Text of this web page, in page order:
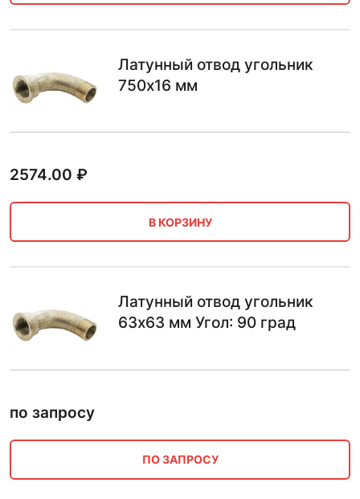
Латунный отвод угольник
750х16 мм
2574.00 ₽
В КОРЗИНУ
Латунный отвод угольник
63х63 мм Угол: 90 град
по запросу
ПО ЗАПРОСУ